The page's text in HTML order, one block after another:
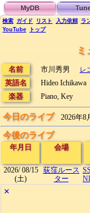
MyDB
検索 ガイド リスト 入力依頼 ラ
YouTube
トップ
ミ
名前 市川秀男 レ
英語名
Hideo Ichikawa
楽器
Piano, Key
今日のライブ 2026年8
今後のライブ
年月日 会場
2026/08/15
(土)
荻窪ルース
ター
✕